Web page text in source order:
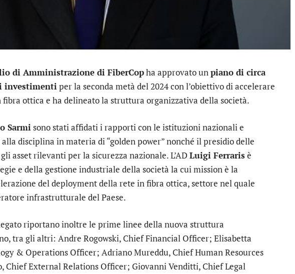
di Amministrazione di FiberCopha approvato unpiano di circa
investimentiper la seconda metà del 2024 con l’obiettivo di accelerare
ottica e ha delineato la struttura organizzativa della società.
Sarmisono stati affidati i rapporti con le istituzioni nazionali e
disciplina in materia di “golden power” nonché il presidio delle
asset rilevanti per la sicurezza nazionale. L’ADLuigi Ferrarisè
e della gestione industriale della società la cui mission è la
del deployment della rete in fibra ottica, settore nel quale
infrastrutturale del Paese.
riportano inoltre le prime linee della nuova struttura
tra gli altri: Andre Rogowski, Chief Financial Officer; Elisabetta
& Operations Officer; Adriano Mureddu, Chief Human Resources
Chief External Relations Officer; Giovanni Venditti, Chief Legal